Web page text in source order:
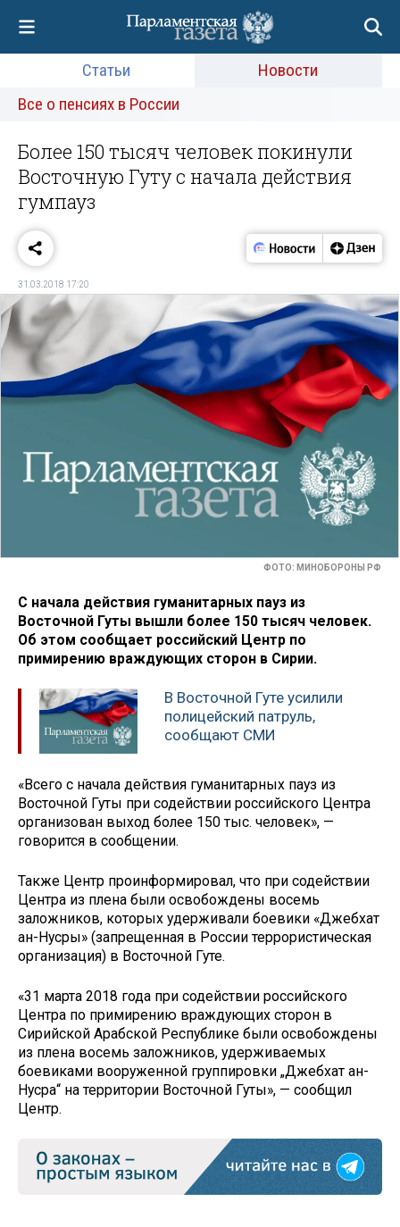
Статьи
Новости
Все о пенсиях в России
Более 150 тысяч человек покинули
Восточную Гуту с начала действия
гумпауз
31.03.2018 17:20
ФОТО: МИНОБОРОНЫ РФ
С начала действия гуманитарных пауз из
Восточной Гуты вышли более 150 тысяч человек.
Об этом сообщает российский Центр по
примирению враждующих сторон в Сирии.
В Восточной Гуте усилили
полицейский патруль,
сообщают СМИ
«Всего с начала действия гуманитарных пауз из
Восточной Гуты при содействии российского Центра
организован выход более 150 тыс. человек», —
говорится в сообщении.
Также Центр проинформировал, что при содействии
Центра из плена были освобождены восемь
заложников, которых удерживали боевики «Джебхат
ан-Нусры» (запрещенная в России террористическая
организация) в Восточной Гуте.
«31 марта 2018 года при содействии российского
Центра по примирению враждующих сторон в
Сирийской Арабской Республике были освобождены
из плена восемь заложников, удерживаемых
боевиками вооруженной группировки „Джебхат ан-
Нусра“ на территории Восточной Гуты», — сообщил
Центр.